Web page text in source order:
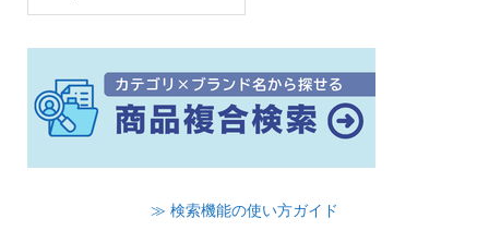
≫ 検索機能の使い方ガイド